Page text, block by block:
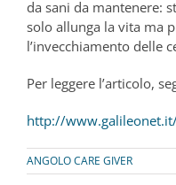
da sani da mantenere:
solo allunga la vita ma
l’invecchiamento delle
Per leggere l’articolo,
http://
ANGOLO CARE GIVER